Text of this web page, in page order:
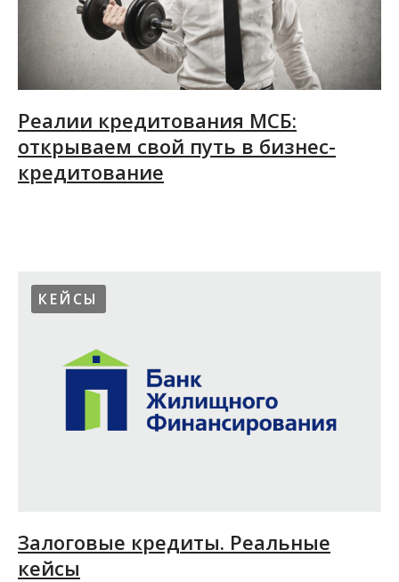
Реалии кредитования МСБ:
открываем свой путь в бизнес-
кредитование
КЕЙСЫ
Залоговые кредиты. Реальные
кейсы